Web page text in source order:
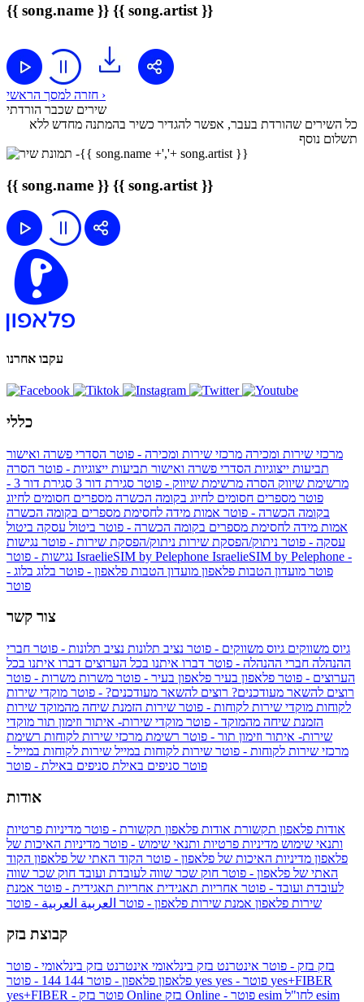
{{ song.name }} {{ song.artist }}
חזרה למסך הראשי ›
שירים שכבר הורדתי
כל השירים שהורדת בעבר, אפשר להגדיר כשיר בהמתנה מחדש ללא
תשלום נוסף
{{ song.name }} {{ song.artist }}
עקבו אחרנו
כללי
מרכזי שירות ומכירה מרכזי שירות ומכירה - פוטר הסדרי פשרה ואישור
תביעות ייצוגיות הסדרי פשרה ואישור תביעות ייצוגיות - פוטר הסרה
מרשימת שיווק הסרה מרשימת שיווק - פוטר סגירת דור 3
סגירת דור 3 -
פוטר מספרים חסומים לחיוג בקומה הכשרה מספרים חסומים לחיוג
בקומה הכשרה - פוטר אמות מידה לחסימת מספרים בקומה הכשרה
אמות מידה לחסימת מספרים בקומה הכשרה - פוטר ביטול עסקה ביטול
עסקה - פוטר ניתוק/הפסקת שירות ניתוק/הפסקת שירות - פוטר נגישות
IsraelieSIM by Pelephone IsraelieSIM by Pelephone -
פוטר מועדון הטבות פלאפון מועדון הטבות פלאפון - פוטר בלוג בלוג -
פוטר
צור קשר
גיוס משווקים גיוס משווקים - פוטר נציב תלונות נציב תלונות - פוטר חברי
ההנהלה חברי ההנהלה - פוטר דברו איתנו בכל הערוצים דברו איתנו בכל
הערוצים - פוטר פלאפון בעיר פלאפון בעיר - פוטר משרות משרות - פוטר
רוצים להשאר מעודכנים? רוצים להשאר מעודכנים? - פוטר מוקדי שירות
לקוחות מוקדי שירות לקוחות - פוטר שירות הזמנת שיחה מהמוקד שירות
הזמנת שיחה מהמוקד - פוטר מוקדי שירות- איתור וזימון תור מוקדי
שירות- איתור וזימון תור - פוטר רשימת מרכזי שירות לקוחות רשימת
מרכזי שירות לקוחות - פוטר שירות לקוחות במייל שירות לקוחות במייל -
פוטר סניפים באילת סניפים באילת - פוטר
אודות
אודות פלאפון תקשורת אודות פלאפון תקשורת - פוטר מדיניות פרטיות
ותנאי שימוש מדיניות פרטיות ותנאי שימוש - פוטר מדיניות האיכות של
פלאפון מדיניות האיכות של פלאפון - פוטר הקוד האתי של פלאפון הקוד
האתי של פלאפון - פוטר חוק שכר שווה לעובדת ועובד חוק שכר שווה
לעובדת ועובד - פוטר אחריות תאגידית אחריות תאגידית - פוטר אמנת
שירות פלאפון אמנת שירות פלאפון - פוטר العربية العربية - פוטר
קבוצת בזק
בזק בזק - פוטר אינטרנט בזק בינלאומי אינטרנט בזק בינלאומי - פוטר
פלאפון פלאפון - פוטר 144 yes
yes+FIBER
yes+FIBER - פוטר בזק Online esim